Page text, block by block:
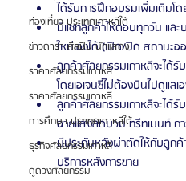
ท่องเที่ยว ประเทศเกาหลีใต้
ข่าวดารา ศิลปิน นักแสดง
ราคาศัลยกรรมเกาหลี
ราคาศัลยกรรมเกาหลี
การศึกษา ประเทศเกาหลีใต้
ธุรกิจศัลยกรรมเกาหลี
ดูดวงศัลยกรรม
ได้รับการฝึกอบรมเพิ่มเติมโด
มีแชทลูกค้าให้ตอบทุกวัน และ
ใหม่เองได้ (เปิด/ปิด สถานะอ
ลูกค้าศัลยกรรมเกาหลีจะได้
โดยเอเจนซี่ไม่ต้องบินไปดูแลเ
ลูกค้าศัลยกรรมเกาหลีจะได้
ฉายแสงลดบวม ทรีทเมนท์ ก
มีประกันหลังผ่าตัดให้กับลูก
บริการหลังการขาย